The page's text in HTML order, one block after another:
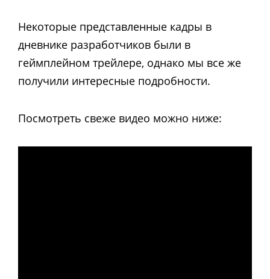
Некоторые представленные кадры в
дневнике разработчиков были в
геймплейном трейлере, однако мы все же
получили интересные подробности.
Посмотреть свеже видео можно ниже: